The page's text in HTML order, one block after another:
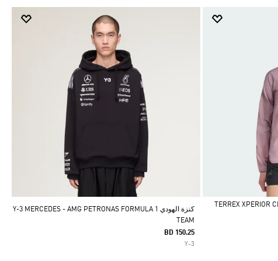
كنزة الهودي Y-3 MERCEDES - AMG PETRONAS FORMULA 1
TEAM
BD 150.25
Y-3